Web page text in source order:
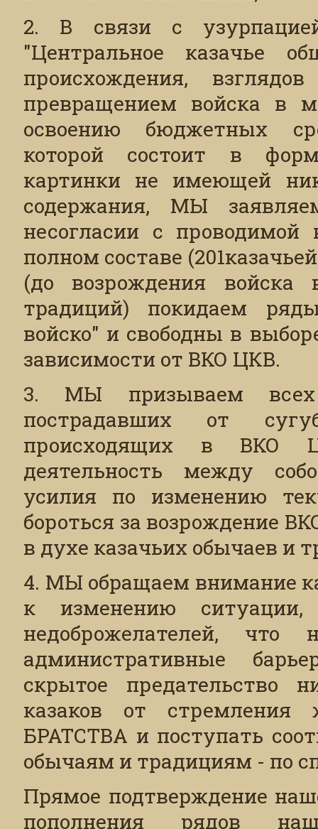
2. В связи с
"Центральное казачье
происхождения,
превращением войска в
освоению бюджетных
которой состоит в
картинки не имеющей
содержания, МЫ
несогласии с
полном составе
(до возрождения
традиций) покидаем
войско" и свободны в
зависимости от ВКО ЦКВ.
3. МЫ призываем
пострадавших от
происходящих в ВКО
деятельность между
усилия по изменению
бороться за возрождение
в духе казачьих обычаев и
4. МЫ обращаем внимание
к изменению
недоброжелателей, что
административные
скрытое предательство
казаков от стремления
БРАТСТВА и поступать
обычаям и традициям - по
Прямое подтверждение
пополнения рядов